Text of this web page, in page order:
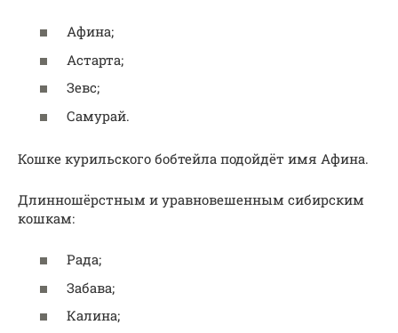
Афина;
Астарта;
Зевс;
Самурай.
Кошке курильского бобтейла подойдёт имя Афина.
Длинношёрстным и уравновешенным сибирским
кошкам:
Рада;
Забава;
Калина;